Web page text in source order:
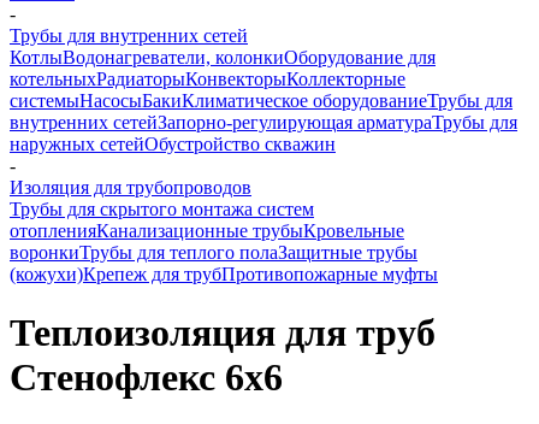
-
Трубы для внутренних сетей
КотлыВодонагреватели, колонкиОборудование для
котельныхРадиаторыКонвекторыКоллекторные
системыНасосыБакиКлиматическое оборудованиеТрубы для
внутренних сетейЗапорно-регулирующая арматураТрубы для
наружных сетейОбустройство скважин
-
Изоляция для трубопроводов
Трубы для скрытого монтажа систем
отопленияКанализационные трубыКровельные
воронкиТрубы для теплого полаЗащитные трубы
(кожухи)Крепеж для трубПротивопожарные муфты
Теплоизоляция для труб
Стенофлекс 6х6